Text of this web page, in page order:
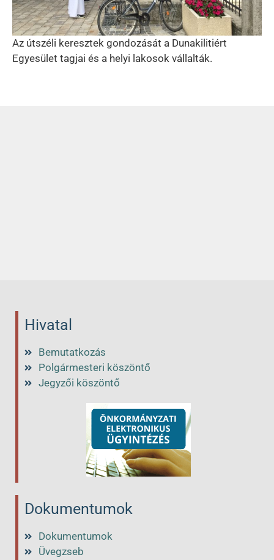
Az útszéli keresztek gondozását a Dunakilitiért
Egyesület tagjai és a helyi lakosok vállalták.
Hivatal
Bemutatkozás
Polgármesteri köszöntő
Jegyzői köszöntő
Dokumentumok
Dokumentumok
Üvegzseb